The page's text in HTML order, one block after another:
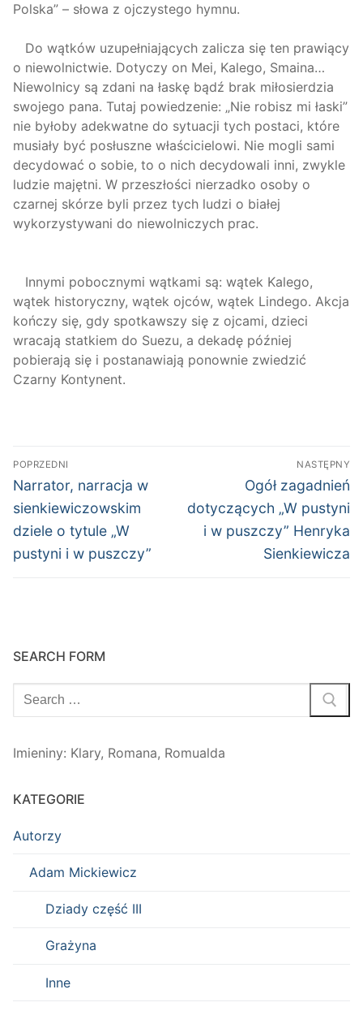
Polska” – słowa z ojczystego hymnu.
Do wątków uzupełniających zalicza się ten prawiący
o niewolnictwie. Dotyczy on Mei, Kalego, Smaina…
Niewolnicy są zdani na łaskę bądź brak miłosierdzia
swojego pana. Tutaj powiedzenie: „Nie robisz mi łaski”
nie byłoby adekwatne do sytuacji tych postaci, które
musiały być posłuszne właścicielowi. Nie mogli sami
decydować o sobie, to o nich decydowali inni, zwykle
ludzie majętni. W przeszłości nierzadko osoby o
czarnej skórze byli przez tych ludzi o białej
wykorzystywani do niewolniczych prac.
Innymi pobocznymi wątkami są: wątek Kalego,
wątek historyczny, wątek ojców, wątek Lindego. Akcja
kończy się, gdy spotkawszy się z ojcami, dzieci
wracają statkiem do Suezu, a dekadę później
pobierają się i postanawiają ponownie zwiedzić
Czarny Kontynent.
Nawigacja
wpisu
POPRZEDNI
Poprzedni
wpis:
Narrator, narracja w
sienkiewiczowskim
dziele o tytule „W
pustyni i w puszczy”
NASTĘPNY
Następny
wpis:
Ogół zagadnień
dotyczących „W pustyni
i w puszczy” Henryka
Sienkiewicza
SEARCH FORM
Szukaj:
Imieniny: Klary, Romana, Romualda
KATEGORIE
Autorzy
Adam Mickiewicz
Dziady część III
Grażyna
Inne